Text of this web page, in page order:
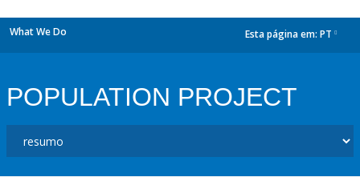
What We Do Esta página em: PT
POPULATION PROJECT